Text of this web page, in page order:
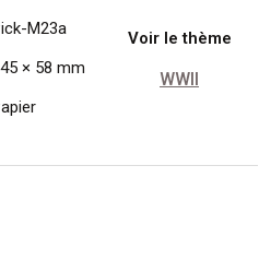
M23a
× 58 mm
Voir le thème
WWII